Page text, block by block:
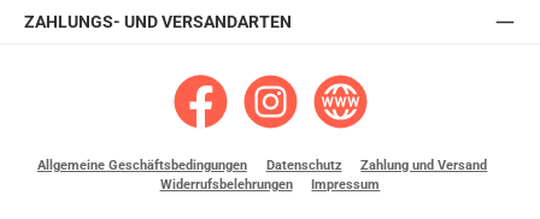
ZAHLUNGS- UND VERSANDARTEN
KinderReha24 bei Facebook
KinderReha24 bei Instagram
Zur KinderReha24-Website
Allgemeine Geschäftsbedingungen Datenschutz
Zahlung und Versand
Widerrufsbelehrungen
Impressum